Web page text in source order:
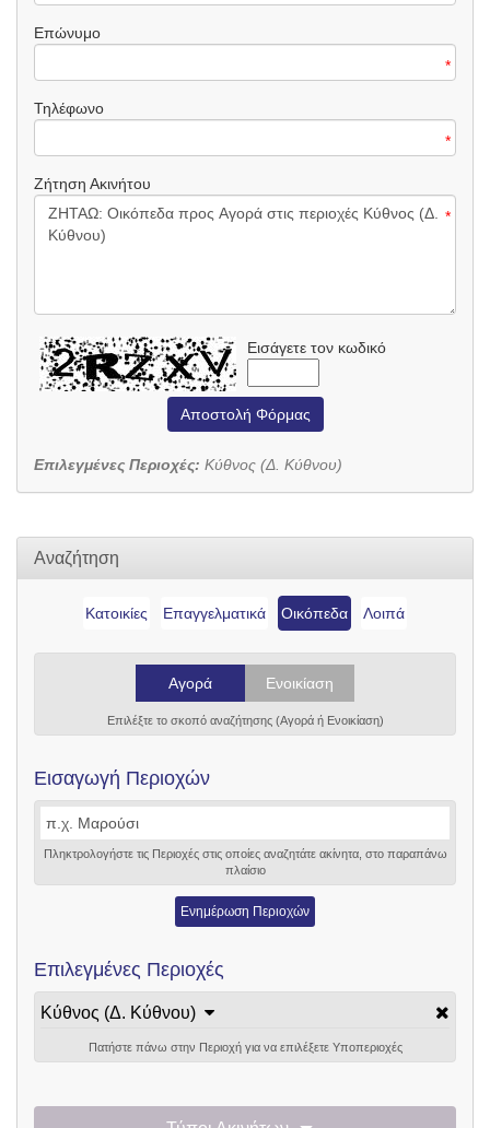
Επώνυμο
*
Τηλέφωνο
*
Ζήτηση Ακινήτου
*
Εισάγετε τον κωδικό
Αποστολή Φόρμας
Επιλεγμένες Περιοχές: Κύθνος (Δ. Κύθνου)
Αναζήτηση
Κατοικίες Επαγγελματικά Οικόπεδα Λοιπά
Αγορά Ενοικίαση
Επιλέξτε το σκοπό αναζήτησης (Αγορά ή Ενοικίαση)
Εισαγωγή Περιοχών
Πληκτρολογήστε τις Περιοχές στις οποίες αναζητάτε ακίνητα, στο παραπάνω
πλαίσιο
Ενημέρωση Περιοχών
Επιλεγμένες Περιοχές
Κύθνος (Δ. Κύθνου)
Πατήστε πάνω στην Περιοχή για να επιλέξετε Υποπεριοχές